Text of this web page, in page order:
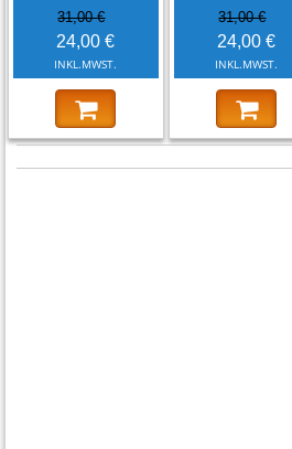
31,00 €
24,00 €
INKL.MWST.
31,00 €
24,00 €
INKL.MWST.